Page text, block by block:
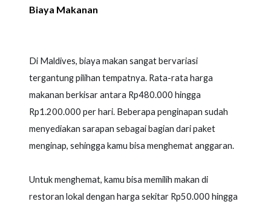
Biaya Makanan
Di Maldives, biaya makan sangat bervariasi
tergantung pilihan tempatnya. Rata-rata harga
makanan berkisar antara Rp480.000 hingga
Rp1.200.000 per hari. Beberapa penginapan sudah
menyediakan sarapan sebagai bagian dari paket
menginap, sehingga kamu bisa menghemat anggaran.
Untuk menghemat, kamu bisa memilih makan di
restoran lokal dengan harga sekitar Rp50.000 hingga